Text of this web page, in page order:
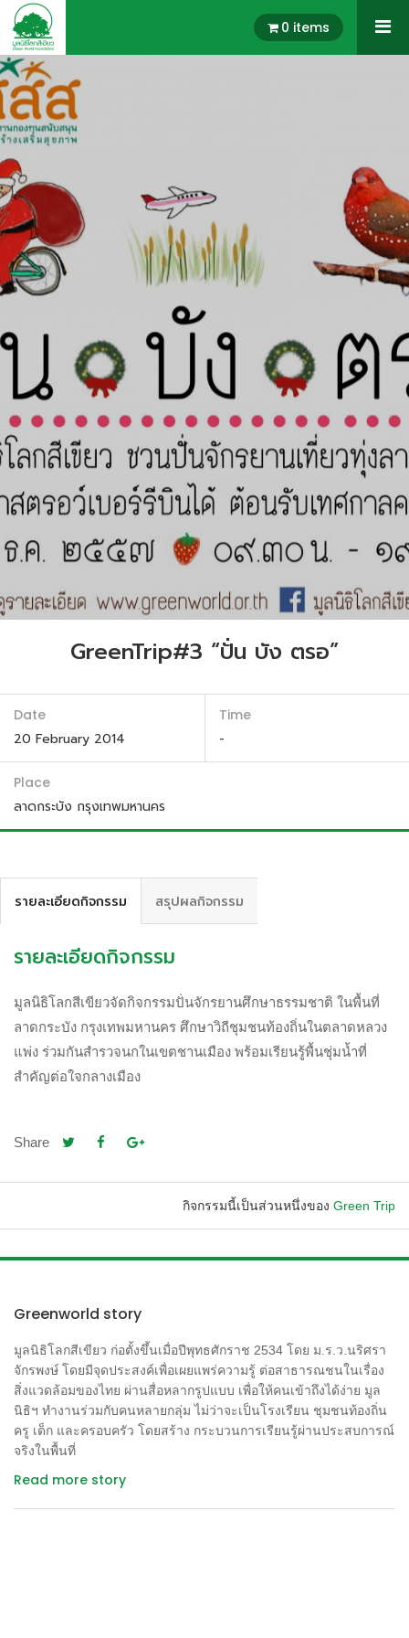
0 items
GreenTrip#3 “ปั่น บัง ตรอ”
Date
20 February 2014
Time
-
Place
ลาดกระบัง กรุงเทพมหานคร
รายละเอียดกิจกรรม สรุปผลกิจกรรม
ร่วมสมัครกิจกรรม
รายละเอียดกิจกรรม
มูลนิธิโลกสีเขียวจัดกิจกรรมปั่นจักรยานศึกษาธรรมชาติ ในพื้นที่
ลาดกระบัง กรุงเทพมหานคร ศึกษาวิถีชุมชนท้องถิ่นในตลาดหลวง
แพ่ง ร่วมกันสำรวจนกในเขตชานเมือง พร้อมเรียนรู้พื้นชุ่มน้ำที่
สำคัญต่อใจกลางเมือง
Share
กิจกรรมนี้เป็นส่วนหนึ่งของ Green Trip
Greenworld story
มูลนิธิโลกสีเขียว ก่อตั้งขึ้นเมื่อปีพุทธศักราช 2534 โดย ม.ร.ว.นริศรา
จักรพงษ์ โดยมีจุดประสงค์เพื่อเผยแพร่ความรู้ ต่อสาธารณชนในเรื่อง
สิ่งแวดล้อมของไทย ผ่านสื่อหลากรูปแบบ เพื่อให้คนเข้าถึงได้ง่าย มูล
นิธิฯ ทำงานร่วมกับคนหลายกลุ่ม ไม่ว่าจะเป็นโรงเรียน ชุมชนท้องถิ่น
ครู เด็ก และครอบครัว โดยสร้าง กระบวนการเรียนรู้ผ่านประสบการณ์
จริงในพื้นที่
Read more story